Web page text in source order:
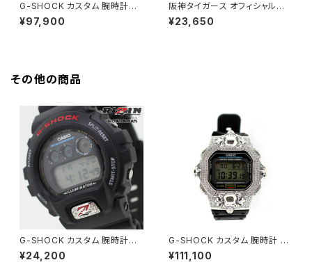
G-SHOCK カスタム 腕時計GA
100-CF1 阪神タイガース オフ
ィシャルグッズ 腕時計 HANSHI
¥97,900
阪神タイガース オフィシャルグッ
ズ ネックレス HANSHIN-009
¥23,650
その他の商品
G-SHOCK カスタム 腕時計D
W6900-1V RIZIN-005 ライ
ジン オフィシャル コラボ 腕時計
¥24,200
G-SHOCK カスタム 腕時計 G
LX5600-E1 DW5600-007
¥111,100